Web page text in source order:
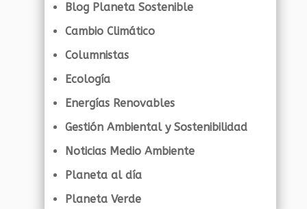
Blog Planeta Sostenible
Cambio Climático
Columnistas
Ecología
Energías Renovables
Gestión Ambiental y Sostenibilidad
Noticias Medio Ambiente
Planeta al día
Planeta Verde